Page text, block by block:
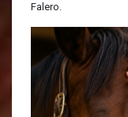
Falero.